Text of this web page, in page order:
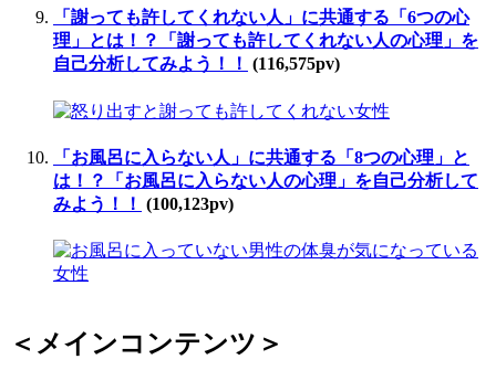
「謝っても許してくれない人」に共通する「6つの心
理」とは！？「謝っても許してくれない人の心理」を
自己分析してみよう！！ (116,575pv)
「お風呂に入らない人」に共通する「8つの心理」と
は！？「お風呂に入らない人の心理」を自己分析して
みよう！！ (100,123pv)
＜メインコンテンツ＞